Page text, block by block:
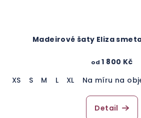
Madeirové šaty Eliza
od 1 800 Kč
XS
S M L XL Na míru na
Detail